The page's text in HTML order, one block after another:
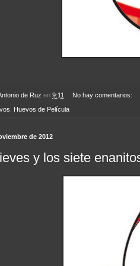
de Ruz en 9:11 No hay comentarios:
Huevos de Película
de 2012
y los siete